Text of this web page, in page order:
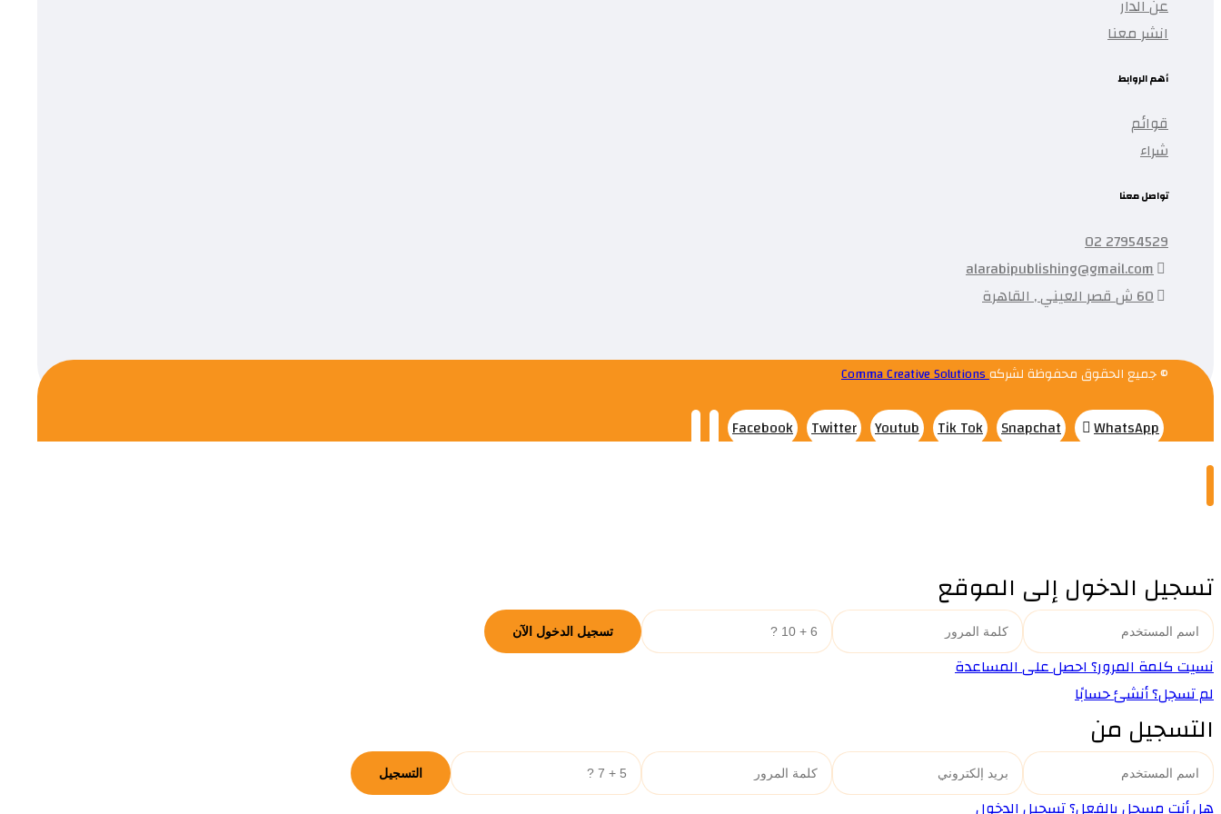
عن الدار
انشر معنا
أهم الروابط
قوائم
شراء
تواصل معنا
27954529 02
alarabipublishing@gmail.com
60 ش قصر العيني , القاهرة
© جميع الحقوق محفوظة لشركهComma Creative Solutions
Facebook Twitter Youtub Tik Tok Snapchat WhatsApp
تسجيل الدخول إلى الموقع
نسيت كلمة المرور؟ احصل على المساعدة
لم تسجل؟ أنشئ حسابًا
التسجيل من